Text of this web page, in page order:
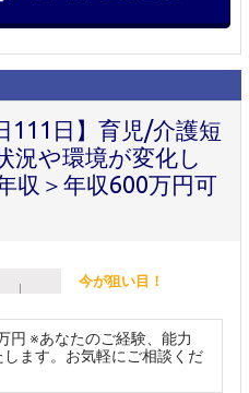
111日】育児/介護短
況や環境が変化し
収＞年収600万円可
今が狙い目！
円 ※あなたのご経験、能力
ます。お気軽にご相談くだ